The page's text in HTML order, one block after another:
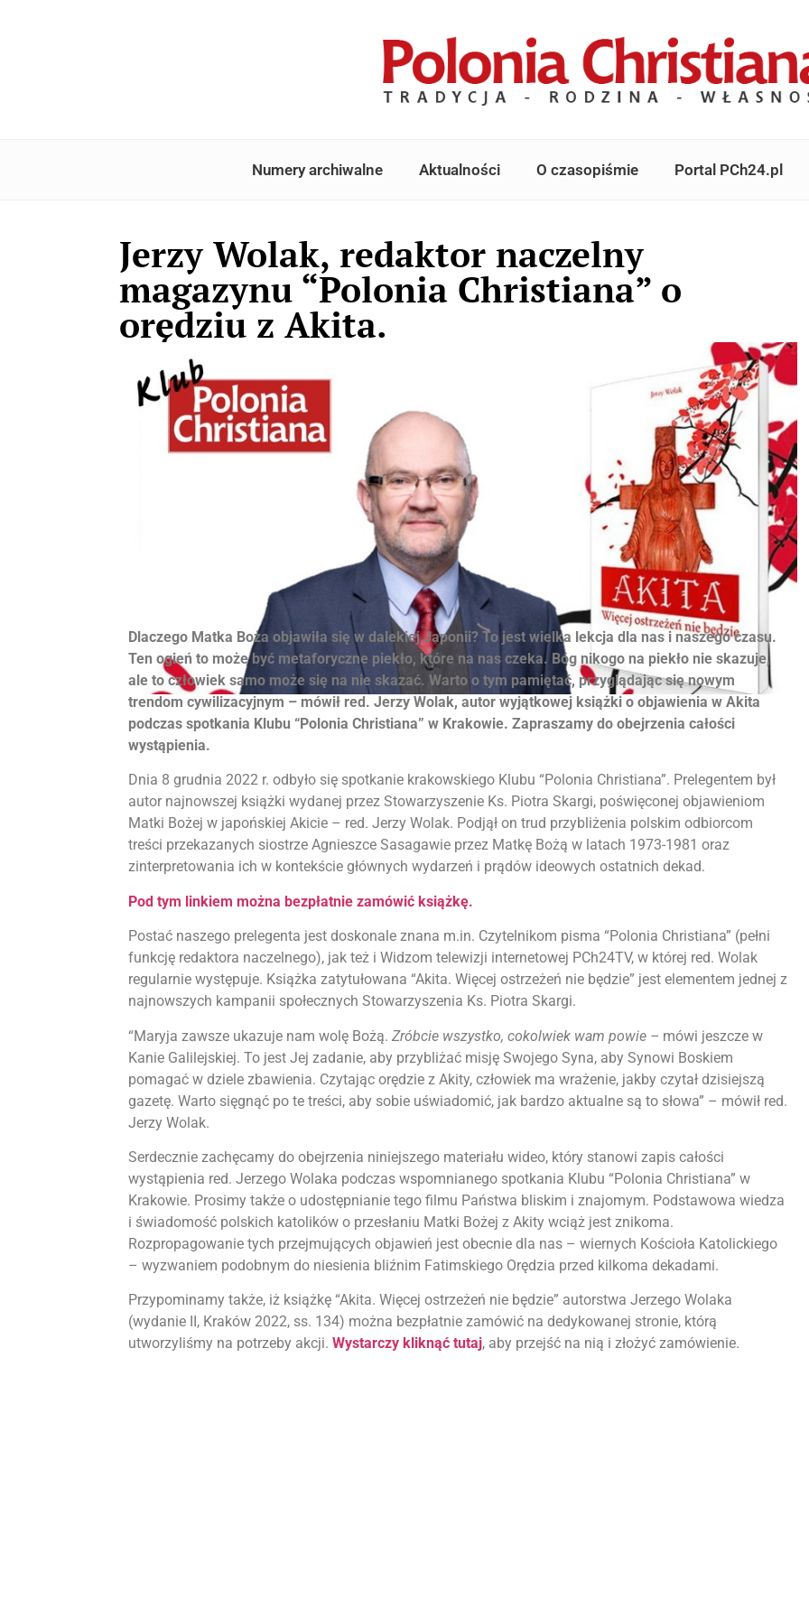
Numery archiwalne Aktualności O czasopiśmie Portal PCh24.pl
Jerzy Wolak, redaktor naczelny
magazynu “Polonia Christiana” o
orędziu z Akita.
Dlaczego Matka Boża objawiła się w dalekiej Japonii? To jest wielka lekcja dla nas i naszego czasu.
Ten ogień to może być metaforyczne piekło, które na nas czeka. Bóg nikogo na piekło nie skazuje,
ale to człowiek samo może się na nie skazać. Warto o tym pamiętać, przyglądając się nowym
trendom cywilizacyjnym – mówił red. Jerzy Wolak, autor wyjątkowej książki o objawienia w Akita
podczas spotkania Klubu “Polonia Christiana” w Krakowie. Zapraszamy do obejrzenia całości
wystąpienia.
Dnia 8 grudnia 2022 r. odbyło się spotkanie krakowskiego Klubu “Polonia Christiana”. Prelegentem był
autor najnowszej książki wydanej przez Stowarzyszenie Ks. Piotra Skargi, poświęconej objawieniom
Matki Bożej w japońskiej Akicie – red. Jerzy Wolak. Podjął on trud przybliżenia polskim odbiorcom
treści przekazanych siostrze Agnieszce Sasagawie przez Matkę Bożą w latach 1973-1981 oraz
zinterpretowania ich w kontekście głównych wydarzeń i prądów ideowych ostatnich dekad.
Pod tym linkiem można bezpłatnie zamówić książkę.
Postać naszego prelegenta jest doskonale znana m.in. Czytelnikom pisma “Polonia Christiana” (pełni
funkcję redaktora naczelnego), jak też i Widzom telewizji internetowej PCh24TV, w której red. Wolak
regularnie występuje. Książka zatytułowana “Akita. Więcej ostrzeżeń nie będzie” jest elementem jednej z
najnowszych kampanii społecznych Stowarzyszenia Ks. Piotra Skargi.
“Maryja zawsze ukazuje nam wolę Bożą. Zróbcie wszystko, cokolwiek wam powie – mówi jeszcze w
Kanie Galilejskiej. To jest Jej zadanie, aby przybliżać misję Swojego Syna, aby Synowi Boskiem
pomagać w dziele zbawienia. Czytając orędzie z Akity, człowiek ma wrażenie, jakby czytał dzisiejszą
gazetę. Warto sięgnąć po te treści, aby sobie uświadomić, jak bardzo aktualne są to słowa” – mówił red.
Jerzy Wolak.
Serdecznie zachęcamy do obejrzenia niniejszego materiału wideo, który stanowi zapis całości
wystąpienia red. Jerzego Wolaka podczas wspomnianego spotkania Klubu “Polonia Christiana” w
Krakowie. Prosimy także o udostępnianie tego filmu Państwa bliskim i znajomym. Podstawowa wiedza
i świadomość polskich katolików o przesłaniu Matki Bożej z Akity wciąż jest znikoma.
Rozpropagowanie tych przejmujących objawień jest obecnie dla nas – wiernych Kościoła Katolickiego
– wyzwaniem podobnym do niesienia bliźnim Fatimskiego Orędzia przed kilkoma dekadami.
Przypominamy także, iż książkę “Akita. Więcej ostrzeżeń nie będzie” autorstwa Jerzego Wolaka
(wydanie II, Kraków 2022, ss. 134) można bezpłatnie zamówić na dedykowanej stronie, którą
utworzyliśmy na potrzeby akcji. Wystarczy kliknąć tutaj, aby przejść na nią i złożyć zamówienie.